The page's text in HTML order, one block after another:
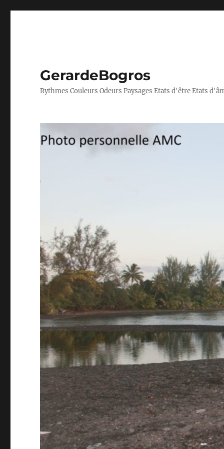
GerardeBogros
Rythmes Couleurs Odeurs Paysages Etats d'être Etats